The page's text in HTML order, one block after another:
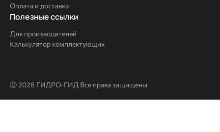
Оплата и доставка
Полезные
Полезные ссылки
Для производителей
Калькулятор комплектующих
Ⓒ 2026 ГИДРО-ГИД Все права защищены